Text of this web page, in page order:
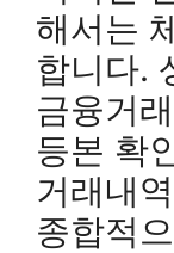
해서는
합니다.
금융거
등본 확
거래내
종합적